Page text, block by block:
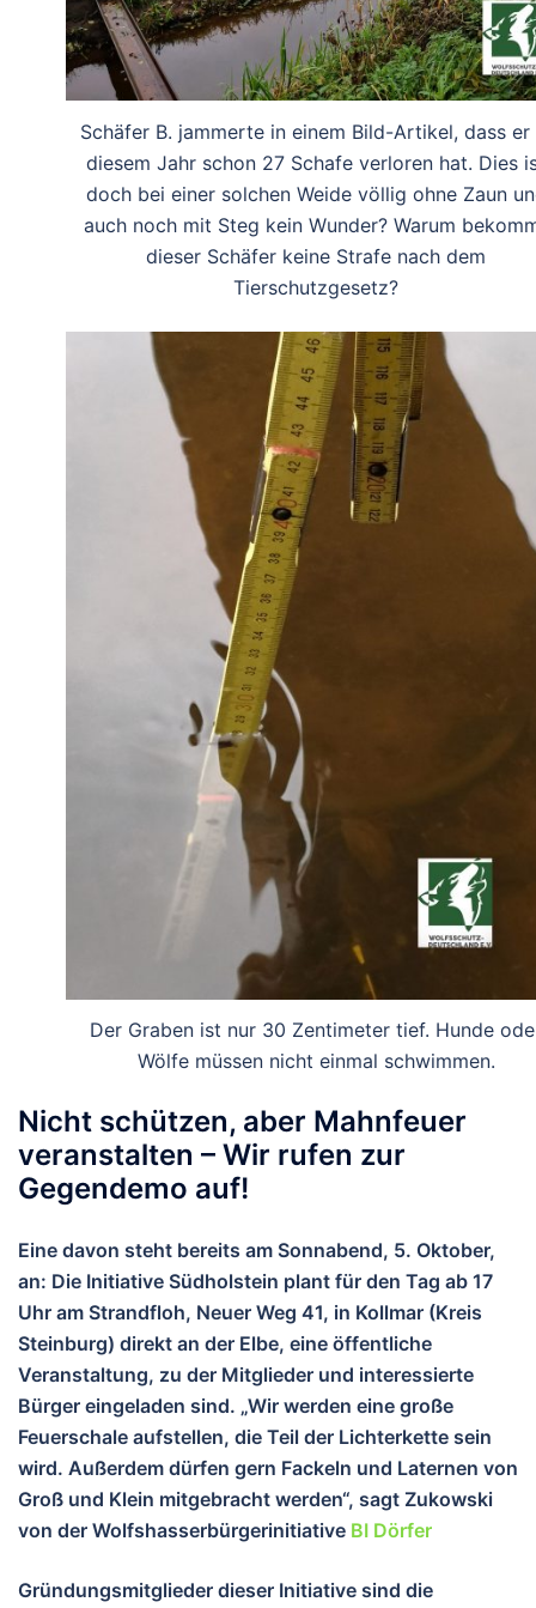
Schäfer B. jammerte in einem Bild-Artikel, dass er
diesem Jahr schon 27 Schafe verloren hat. Dies
doch bei einer solchen Weide völlig ohne Zaun
auch noch mit Steg kein Wunder? Warum
dieser Schäfer keine Strafe nach dem
Tierschutzgesetz?
Der Graben ist nur 30 Zentimeter tief. Hunde
Wölfe müssen nicht einmal schwimmen.
Nicht schützen, aber Mahnfeuer
veranstalten – Wir rufen zur
Gegendemo auf!
Eine davon steht bereits am Sonnabend, 5. Oktober,
an: Die Initiative Südholstein plant für den Tag ab 17
Uhr am Strandfloh, Neuer Weg 41, in Kollmar (Kreis
Steinburg) direkt an der Elbe, eine öffentliche
Veranstaltung, zu der Mitglieder und interessierte
Bürger eingeladen sind. „Wir werden eine große
Feuerschale aufstellen, die Teil der Lichterkette sein
wird. Außerdem dürfen gern Fackeln und Laternen von
Groß und Klein mitgebracht werden“, sagt Zukowski
von der Wolfshasserbürgerinitiative BI Dörfer
Gründungsmitglieder dieser Initiative sind die